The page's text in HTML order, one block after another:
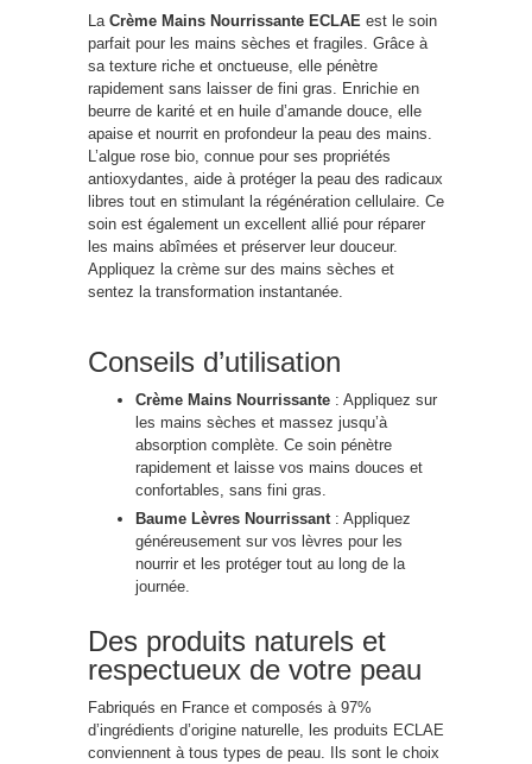
La Crème Mains Nourrissante ECLAE est le soin
parfait pour les mains sèches et fragiles. Grâce à
sa texture riche et onctueuse, elle pénètre
rapidement sans laisser de fini gras. Enrichie en
beurre de karité et en huile d’amande douce, elle
apaise et nourrit en profondeur la peau des mains.
L’algue rose bio, connue pour ses propriétés
antioxydantes, aide à protéger la peau des radicaux
libres tout en stimulant la régénération cellulaire. Ce
soin est également un excellent allié pour réparer
les mains abîmées et préserver leur douceur.
Appliquez la crème sur des mains sèches et
sentez la transformation instantanée.
Conseils d’utilisation
Crème Mains Nourrissante : Appliquez sur
les mains sèches et massez jusqu’à
absorption complète. Ce soin pénètre
rapidement et laisse vos mains douces et
confortables, sans fini gras.
Baume Lèvres Nourrissant : Appliquez
généreusement sur vos lèvres pour les
nourrir et les protéger tout au long de la
journée.
Des produits naturels et
respectueux de votre peau
Fabriqués en France et composés à 97%
d’ingrédients d’origine naturelle, les produits ECLAE
conviennent à tous types de peau. Ils sont le choix